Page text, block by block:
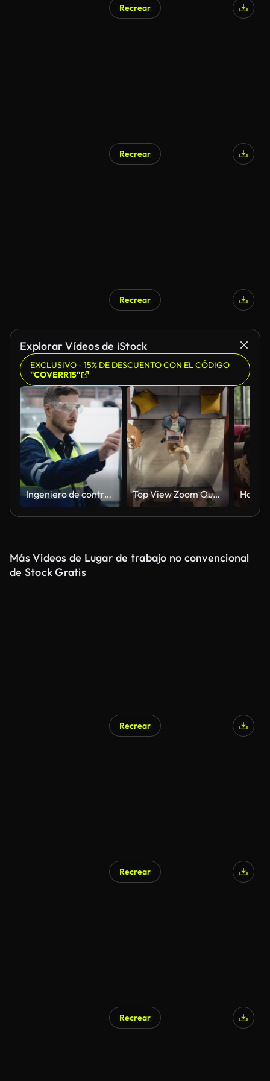
Recrear
Recrear
Recrear
Explorar Vídeos de iStock
EXCLUSIVO - 15% DE DESCUENTO CON EL CÓDIGO
"COVERR15"
Ingeniero de control de hombres en máquina de impresión 3D para línea de producción comercial Top View Zoom Out Apartment: Joven usa computadora portátil sentado en una alfombra en la sala de estar. Freelancer creativo trabajando de forma remota desde casa. Emprendedor con estilo haciendo proyecto de comercio electrónico, compras en línea
Más Videos de Lugar de trabajo no convencional
de Stock Gratis
Recrear
Recrear
Recrear